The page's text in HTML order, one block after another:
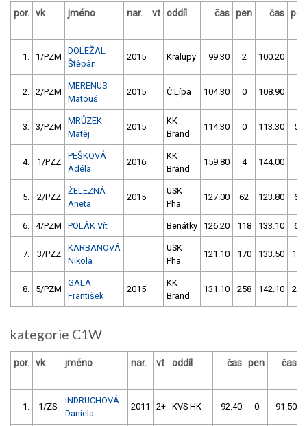
por. vk jméno nar. vt oddíl čas pen čas pen
1. 1/PZM
DOLEŽAL
Štěpán
2015 Kralupy 99.30 2 100.20
2. 2/PZM
MERENUS
Matouš
2015 Č.Lípa 104.30 0 108.90
3. 3/PZM
MRŮZEK
Matěj
2015
KK
Brand
114.30 0 113.30 52
4. 1/PZZ
PEŠKOVÁ
Adéla
2016
KK
Brand
159.80 4 144.00
5. 2/PZZ
ŽELEZNÁ
Aneta
2015
USK
Pha
127.00 62 123.80 64
6. 4/PZM POLÁK Vít Benátky 126.20 118 133.10 60
7. 3/PZZ
KARBANOVÁ
Nikola
USK
Pha
121.10 170 133.50 112
8. 5/PZM
GALA
František
2015
KK
Brand
131.10 258 142.10 214
kategorie C1W
por. vk jméno nar. vt oddíl čas pen čas
1. 1/ZS
INDRUCHOVÁ
Daniela
2011 2+ KVS HK 92.40 0 91.50